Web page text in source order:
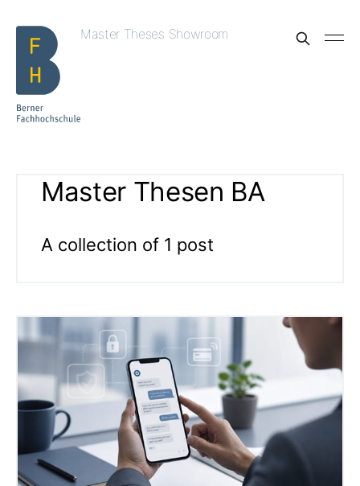
Master Theses Showroom
Master Thesen BA
A collection of 1 post